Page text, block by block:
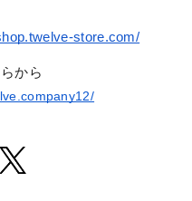
store.com/
から